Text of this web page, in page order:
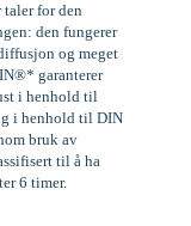
for den
den fungerer
og meget
garanterer
i henhold til
i henhold til DIN
bruk av
til å ha
6 timer.